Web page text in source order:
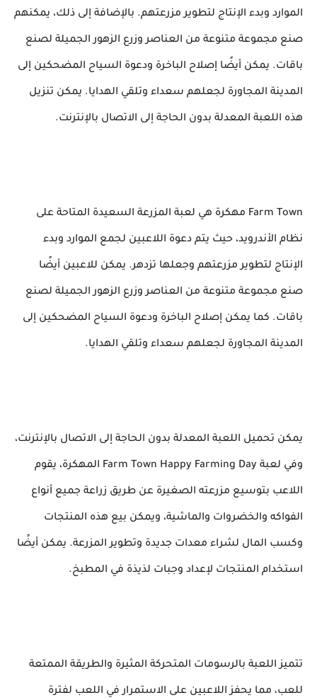
الموارد وبدء الإنتاج لتطوير مزرعتهم. بالإضافة إلى ذلك، يمكنهم
صنع مجموعة متنوعة من العناصر وزرع الزهور الجميلة لصنع
باقات. يمكن أيضًا إصلاح الباخرة ودعوة السياح المضحكين إلى
المدينة المجاورة لجعلهم سعداء وتلقي الهدايا. يمكن تنزيل
هذه اللعبة المعدلة بدون الحاجة إلى الاتصال بالإنترنت.
Farm Town مهكرة هي لعبة المزرعة السعيدة المتاحة على
نظام الأندرويد، حيث يتم دعوة اللاعبين لجمع الموارد وبدء
الإنتاج لتطوير مزرعتهم وجعلها تزدهر. يمكن للاعبين أيضًا
صنع مجموعة متنوعة من العناصر وزرع الزهور الجميلة لصنع
باقات. كما يمكن إصلاح الباخرة ودعوة السياح المضحكين إلى
المدينة المجاورة لجعلهم سعداء وتلقي الهدايا.
يمكن تحميل اللعبة المعدلة بدون الحاجة إلى الاتصال بالإنترنت،
وفي لعبة Farm Town Happy Farming Day المهكرة، يقوم
اللاعب بتوسيع مزرعته الصغيرة عن طريق زراعة جميع أنواع
الفواكه والخضروات والماشية، ويمكن بيع هذه المنتجات
وكسب المال لشراء معدات جديدة وتطوير المزرعة. يمكن أيضًا
استخدام المنتجات لإعداد وجبات لذيذة في المطبخ.
تتميز اللعبة بالرسومات المتحركة المثيرة والطريقة الممتعة
للعب، مما يحفز اللاعبين على الاستمرار في اللعب لفترة